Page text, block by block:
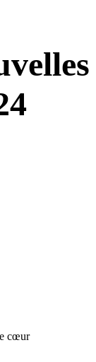
cœur